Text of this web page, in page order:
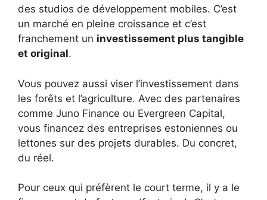
des studios de développement mobiles. C’est
un marché en pleine croissance et c’est
franchement un investissement plus tangible
et original.
Vous pouvez aussi viser l’investissement dans
les forêts et l’agriculture. Avec des partenaires
comme Juno Finance ou Evergreen Capital,
vous financez des entreprises estoniennes ou
lettones sur des projets durables. Du concret,
du réel.
Pour ceux qui préfèrent le court terme, il y a le